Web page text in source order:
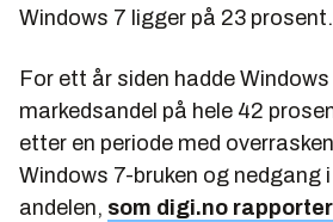
Windows 7 ligger på 23 prosent.
For ett år siden hadde Windows
markedsandel på hele 42
etter en periode med
Windows 7-bruken og nedgang
andelen, som digi.no